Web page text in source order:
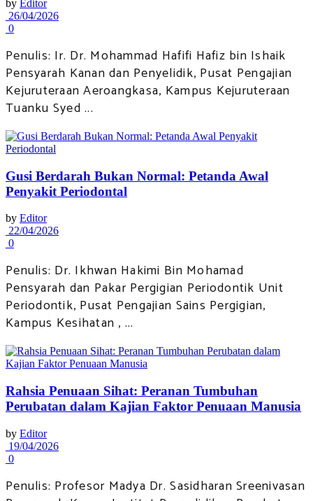
by Editor
26/04/2026
0
Penulis: Ir. Dr. Mohammad Hafifi Hafiz bin Ishaik
Pensyarah Kanan dan Penyelidik, Pusat Pengajian
Kejuruteraan Aeroangkasa, Kampus Kejuruteraan
Tuanku Syed ...
Gusi Berdarah Bukan Normal: Petanda Awal
Penyakit Periodontal
by Editor
22/04/2026
0
Penulis: Dr. Ikhwan Hakimi Bin Mohamad
Pensyarah dan Pakar Pergigian Periodontik Unit
Periodontik, Pusat Pengajian Sains Pergigian,
Kampus Kesihatan , ...
Rahsia Penuaan Sihat: Peranan Tumbuhan
Perubatan dalam Kajian Faktor Penuaan Manusia
by Editor
19/04/2026
0
Penulis: Profesor Madya Dr. Sasidharan Sreenivasan